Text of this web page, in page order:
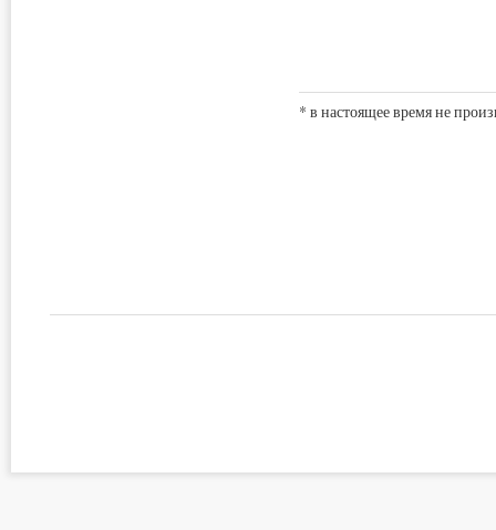
* в настоящее время не